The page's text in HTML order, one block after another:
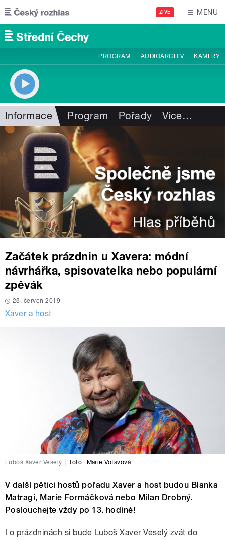
Přejít k hlavnímu obsahu
ŽIVĚ MENU
PROGRAM AUDIOARCHIV KAMERY
Informace Program Pořady Více…
Začátek prázdnin u Xavera: módní
návrhářka, spisovatelka nebo populární
zpěvák
28. červen 2019
Xaver a host
Luboš Xaver Veselý foto: Marie Votavová
V další pětici hostů pořadu Xaver a host budou Blanka
Matragi, Marie Formáčková nebo Milan Drobný.
Poslouchejte vždy po 13. hodině!
I o prázdninách si bude Luboš Xaver Veselý zvát do